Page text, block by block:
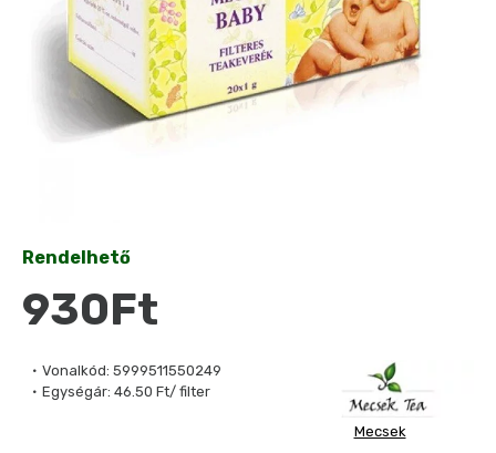
Vonalkód: 5999511550249
Egységár: 46.50 Ft/ filter
Mecsek
Rendelhető
930Ft